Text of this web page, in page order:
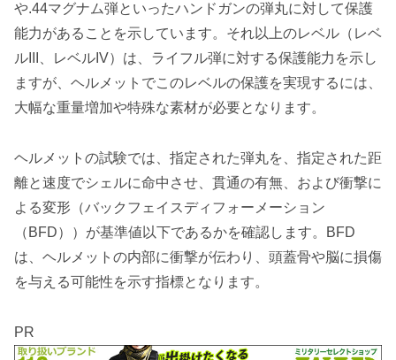
や.44マグナム弾といったハンドガンの弾丸に対して保護
能力があることを示しています。それ以上のレベル（レベ
ルIII、レベルIV）は、ライフル弾に対する保護能力を示し
ますが、ヘルメットでこのレベルの保護を実現するには、
大幅な重量増加や特殊な素材が必要となります。
ヘルメットの試験では、指定された弾丸を、指定された距
離と速度でシェルに命中させ、貫通の有無、および衝撃に
よる変形（バックフェイスディフォーメーション
（BFD））が基準値以下であるかを確認します。BFD
は、ヘルメットの内部に衝撃が伝わり、頭蓋骨や脳に損傷
を与える可能性を示す指標となります。
PR